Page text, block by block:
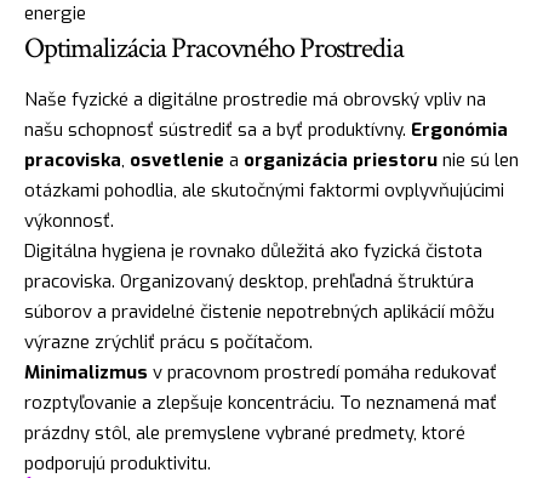
energie
Optimalizácia Pracovného Prostredia
Naše fyzické a digitálne prostredie má obrovský vpliv na
našu schopnosť sústrediť sa a byť produktívny. Ergonómia
pracoviska, osvetlenie a organizácia priestoru nie sú len
otázkami pohodlia, ale skutočnými faktormi ovplyvňujúcimi
výkonnosť.
Digitálna hygiena je rovnako důležitá ako fyzická čistota
pracoviska. Organizovaný desktop, prehľadná štruktúra
súborov a pravidelné čistenie nepotrebných aplikácií môžu
výrazne zrýchliť prácu s počítačom.
Minimalizmus v pracovnom prostredí pomáha redukovať
rozptyľovanie a zlepšuje koncentráciu. To neznamená mať
prázdny stôl, ale premyslene vybrané predmety, ktoré
podporujú produktivitu.